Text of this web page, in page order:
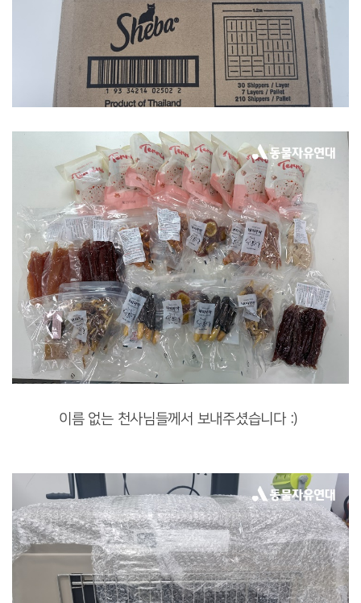
이름 없는 천사님들께서 보내주셨습니다 :)